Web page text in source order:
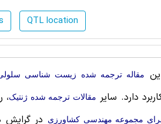
QTL location
مقاله ترجمه شده زیست شناسی
دارد. سایر مقالات ترجمه شده ژنتیک،
مجموعه مهندسی كشاورزی
در گرایش